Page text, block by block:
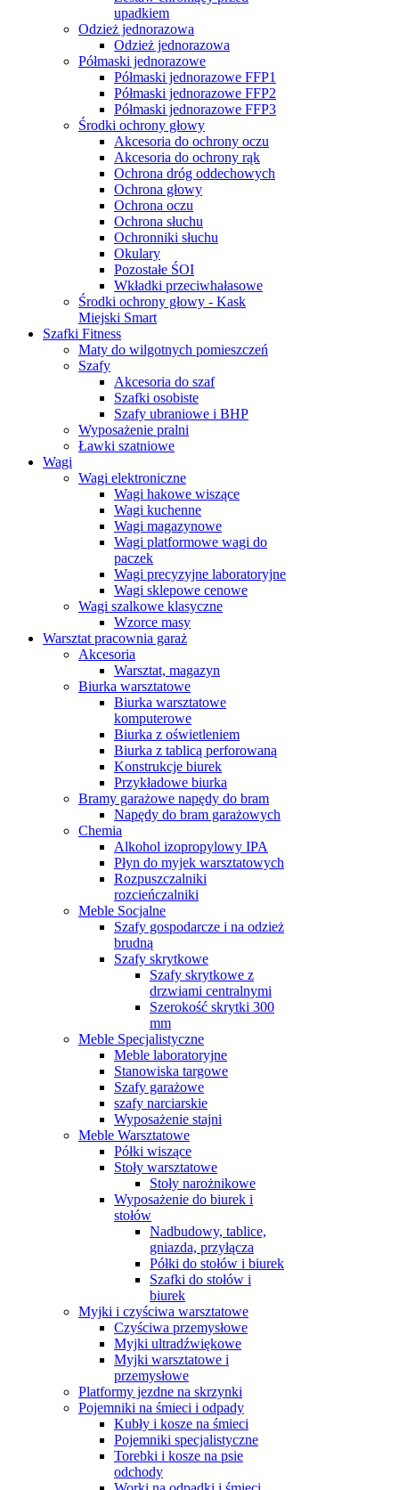
upadkiem
Odzież jednorazowa
Odzież jednorazowa
Półmaski jednorazowe
Półmaski jednorazowe FFP1
Półmaski jednorazowe FFP2
Półmaski jednorazowe FFP3
Środki ochrony głowy
Akcesoria do ochrony oczu
Akcesoria do ochrony rąk
Ochrona dróg oddechowych
Ochrona głowy
Ochrona oczu
Ochrona słuchu
Ochronniki słuchu
Okulary
Pozostałe ŚOI
Wkładki przeciwhałasowe
Środki ochrony głowy - Kask
Miejski Smart
Szafki Fitness
Maty do wilgotnych pomieszczeń
Szafy
Akcesoria do szaf
Szafki osobiste
Szafy ubraniowe i BHP
Wyposażenie pralni
Ławki szatniowe
Wagi
Wagi elektroniczne
Wagi hakowe wiszące
Wagi kuchenne
Wagi magazynowe
Wagi platformowe wagi do
paczek
Wagi precyzyjne laboratoryjne
Wagi sklepowe cenowe
Wagi szalkowe klasyczne
Wzorce masy
Warsztat pracownia garaż
Akcesoria
Warsztat, magazyn
Biurka warsztatowe
Biurka warsztatowe
komputerowe
Biurka z oświetleniem
Biurka z tablicą perforowaną
Konstrukcje biurek
Przykładowe biurka
Bramy garażowe napędy do bram
Napędy do bram garażowych
Chemia
Alkohol izopropylowy IPA
Płyn do myjek warsztatowych
Rozpuszczalniki
rozcieńczalniki
Meble Socjalne
Szafy gospodarcze i na odzież
brudną
Szafy skrytkowe
Szafy skrytkowe z
drzwiami centralnymi
Szerokość skrytki 300
mm
Meble Specjalistyczne
Meble laboratoryjne
Stanowiska targowe
Szafy garażowe
szafy narciarskie
Wyposażenie stajni
Meble Warsztatowe
Półki wiszące
Stoły warsztatowe
Stoły narożnikowe
Wyposażenie do biurek i
stołów
Nadbudowy, tablice,
gniazda, przyłącza
Półki do stołów i biurek
Szafki do stołów i
biurek
Myjki i czyściwa warsztatowe
Czyściwa przemysłowe
Myjki ultradźwiękowe
Myjki warsztatowe i
przemysłowe
Platformy jezdne na skrzynki
Pojemniki na śmieci i odpady
Kubły i kosze na śmieci
Pojemniki specjalistyczne
Torebki i kosze na psie
odchody